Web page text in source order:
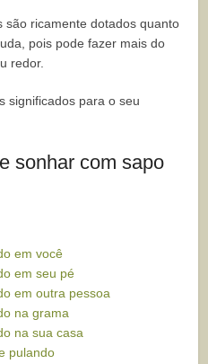
são ricamente dotados quanto
pois pode fazer mais do
redor.
significados para o seu
sonhar com sapo
em você
em seu pé
em outra pessoa
na grama
na sua casa
pulando